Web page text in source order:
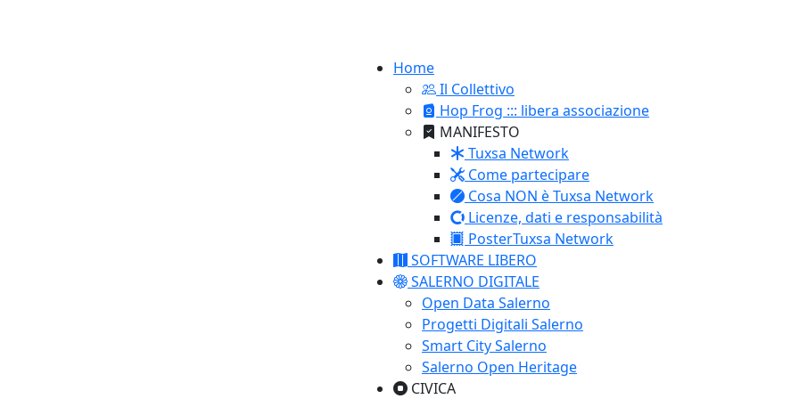
Home
Il Collettivo
Hop Frog ::: libera associazione
MANIFESTO
Tuxsa Network
Come partecipare
Cosa NON è Tuxsa Network
Licenze, dati e responsabilità
PosterTuxsa Network
SOFTWARE LIBERO
SALERNO DIGITALE
Open Data Salerno
Progetti Digitali Salerno
Smart City Salerno
Salerno Open Heritage
CIVICA